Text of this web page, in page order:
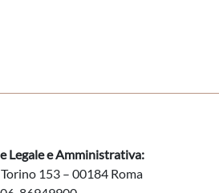
Legale e Amministrativa:
153 – 00184 Roma